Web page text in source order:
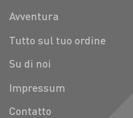
Avventura
Tutto sul tuo ordine
Su di noi
Impressum
Contatto